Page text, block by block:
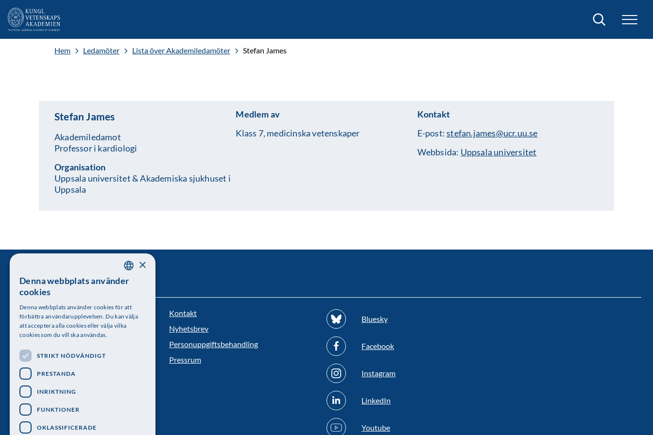
Sök
Hem Ledamöter Lista över Akademiledamöter Stefan James
Stefan James
Akademiledamot
Professor i kardiologi
Organisation
Uppsala universitet & Akademiska sjukhuset i
Uppsala
Medlem av
Klass 7, medicinska vetenskaper
Kontakt
E-post:stefan.james@ucr.uu.se
Webbsida: Uppsala universitet
Kungl. Vetenskapsakademien
Besöksadress: Lilla Frescativägen 4A
Telefon: 08-673 95 00
Kontakt
Nyhetsbrev
Personuppgiftsbehandling
Pressrum
Bluesky
Facebook
Instagram
LinkedIn
Youtube
SWEDISH
×
Denna webbplats använder
cookies
Denna webbplats använder cookies för att
förbättra användarupplevelsen. Du kan välja
att acceptera alla cookies eller välja vilka
cookies som du vill ska användas.
STRIKT NÖDVÄNDIGT
PRESTANDA
INRIKTNING
FUNKTIONER
OKLASSIFICERADE